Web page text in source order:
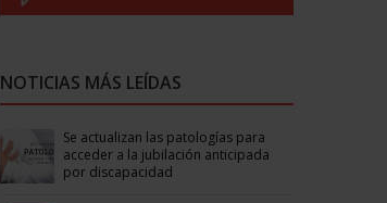
NOTICIAS MÁS LEÍDAS
Se actualizan las patologías para
acceder a la jubilación anticipada
por discapacidad